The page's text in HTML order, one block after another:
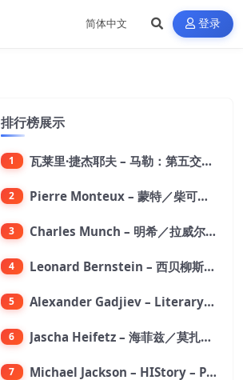
登录
排行榜展示
1 瓦莱里·捷杰耶夫 – 马勒：第五交响曲【96kHz／24bit】
2 Pierre Monteux – 蒙特／柴可夫斯基：第六交响曲【176.4kHz／24bit】
3 Charles Munch – 明希／拉威尔：波莱罗舞曲【176.4kHz／24bit】
4 Leonard Bernstein – 西贝柳斯：芬兰颂／格里格：培尔·金特组曲【44.1kHz／24bit】
5 Alexander Gadjiev – Literary Fantasies【FLAC 192】
6 Jascha Heifetz – 海菲兹／莫扎特：第四小提琴协奏曲，第五小提琴协奏曲《土耳其》／维瓦尔第：小提琴与大提琴协奏曲，RV 547【192kHz／24bit】
7 Michael Jackson – HIStory – PAST, PRESENT AND FUTURE – BOOK I【96kHz／24bit】